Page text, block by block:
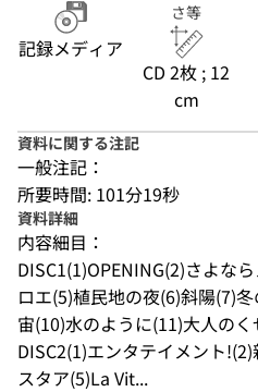
記録メディア
さ等
CD 2枚 ; 12
cm
資料に関する注記
一般注記：
所要時間: 101分19秒
資料詳細
内容細目：
DISC1(1)OPENING(2)さよな
ロエ(5)植民地の夜(6)斜陽(7)
宙(10)水のように(11)大人の
DISC2(1)エンタテイメント
スタア(5)La Vit...